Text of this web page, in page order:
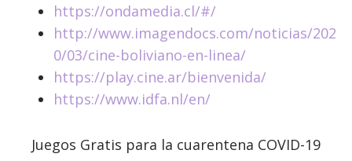
https://ondamedia.cl/#/
http://www.imagendocs.com/noticias/202
0/03/cine-boliviano-en-linea/
https://play.cine.ar/bienvenida/
https://www.idfa.nl/en/
Juegos Gratis para la cuarentena COVID-19